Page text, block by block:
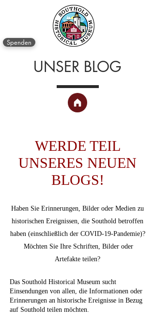
Spenden
UNSER BLOG
WERDE TEIL
UNSERES NEUEN
BLOGS!
Haben Sie Erinnerungen, Bilder oder Medien zu
historischen Ereignissen, die Southold betroffen
haben (einschließlich der COVID-19-Pandemie)?
Möchten Sie Ihre Schriften, Bilder oder
Artefakte teilen?
Das Southold Historical Museum sucht
Einsendungen von allen, die Informationen oder
Erinnerungen an historische Ereignisse in Bezug
auf Southold teilen möchten.